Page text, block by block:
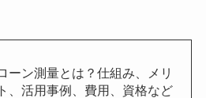
ーン測量とは？仕組み、メリ
、活用事例、費用、資格など